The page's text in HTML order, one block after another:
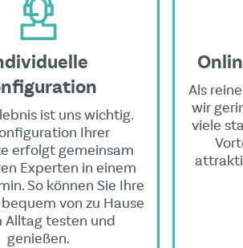
ist uns wichtig.
Ihrer
erfolgt gemeinsam
Experten in einem
So können Sie Ihre
von zu Hause
Alltag testen und
genießen.
Als
wir
viele